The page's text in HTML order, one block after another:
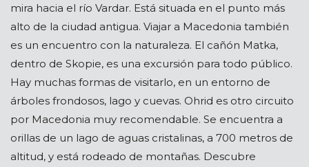
mira hacia el río Vardar. Está situada en el punto más
alto de la ciudad antigua. Viajar a Macedonia también
es un encuentro con la naturaleza. El cañón Matka,
dentro de Skopie, es una excursión para todo público.
Hay muchas formas de visitarlo, en un entorno de
árboles frondosos, lago y cuevas. Ohrid es otro circuito
por Macedonia muy recomendable. Se encuentra a
orillas de un lago de aguas cristalinas, a 700 metros de
altitud, y está rodeado de montañas. Descubre